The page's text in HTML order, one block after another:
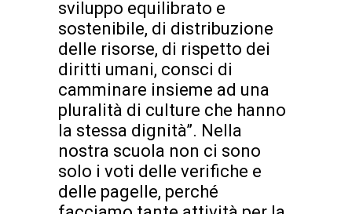
sviluppo equilibrato e
sostenibile, di distribuzione
delle risorse, di rispetto dei
diritti umani, consci di
camminare insieme ad una
pluralità di culture che hanno
la stessa dignità”. Nella
nostra scuola non ci sono
solo i voti delle verifiche e
delle pagelle, perché